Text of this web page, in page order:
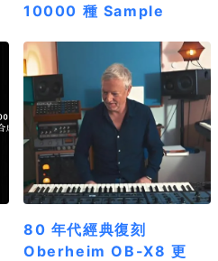
10000 種 Sample
80 年代經典復刻
Oberheim OB-X8 更